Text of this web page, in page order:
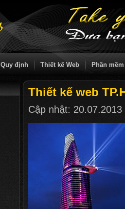
Quy định Thiết kế Web Phần mềm
Thiết kế web
Cập nhật: 20.07.2013